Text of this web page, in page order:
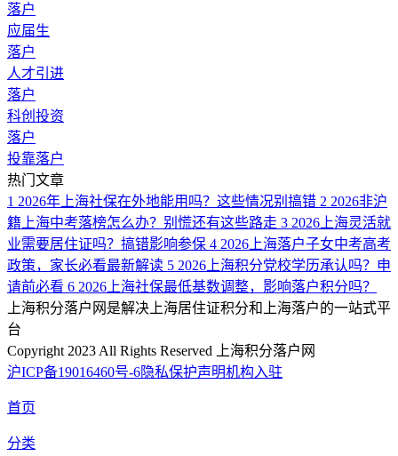
落户
应届生
落户
人才引进
落户
科创投资
落户
投靠落户
热门文章
1 2026年上海社保在外地能用吗？这些情况别搞错 2 2026非沪
籍上海中考落榜怎么办？别慌还有这些路走 3 2026上海灵活就
业需要居住证吗？搞错影响参保 4 2026上海落户子女中考高考
政策，家长必看最新解读 5 2026上海积分党校学历承认吗？申
请前必看 6 2026上海社保最低基数调整，影响落户积分吗？
上海积分落户网是解决上海居住证积分和上海落户的一站式平
台
Copyright 2023 All Rights Reserved 上海积分落户网
沪ICP备19016460号-6隐私保护声明机构入驻
首页
分类